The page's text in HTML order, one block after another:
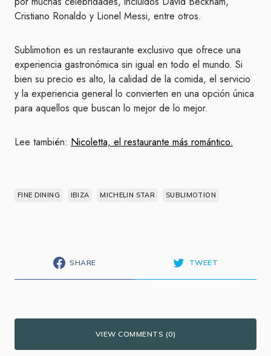
Cristiano Ronaldo y Lionel Messi, entre otros.
Sublimotion es un restaurante exclusivo que ofrece una
experiencia gastronómica sin igual en todo el mundo. Si
bien su precio es alto, la calidad de la comida, el servicio
y la experiencia general lo convierten en una opción única
para aquellos que buscan lo mejor de lo mejor.
Lee también: Nicoletta, el restaurante más romántico.
FINE DINING IBIZA MICHELIN STAR SUBLIMOTION
SHARE TWEET
VIEW COMMENTS (0)